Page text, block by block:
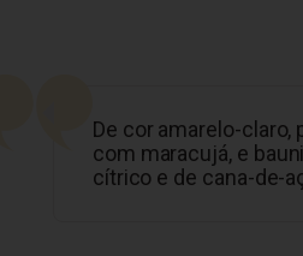
De cor amarelo-
com maracujá, e
cítrico e de cana-de-